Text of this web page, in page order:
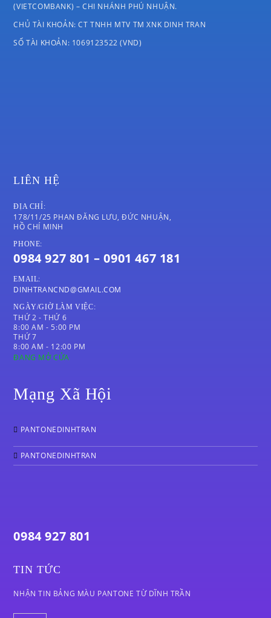
(VIETCOMBANK) – CHI NHÁNH PHÚ NHUẬN.
CHỦ TÀI KHOẢN: CT TNHH MTV TM XNK DINH TRAN
SỐ TÀI KHOẢN: 1069123522 (VND)
LIÊN HỆ
ĐỊA CHỈ:
178/11/25 PHAN ĐĂNG LƯU, ĐỨC NHUẬN,
HỒ CHÍ MINH
PHONE:
0984 927 801 – 0901 467 181
EMAIL:
DINHTRANCND@GMAIL.COM
NGÀY/GIỜ LÀM VIỆC:
THỨ 2 - THỨ 6
8:00 AM - 5:00 PM
THỨ 7
8:00 AM - 12:00 PM
ĐANG MỞ CỬA
Mạng Xã Hội
PANTONEDINHTRAN
PANTONEDINHTRAN
0984 927 801
TIN TỨC
NHẬN TIN BẢNG MÀU PANTONE TỪ DĨNH TRẦN